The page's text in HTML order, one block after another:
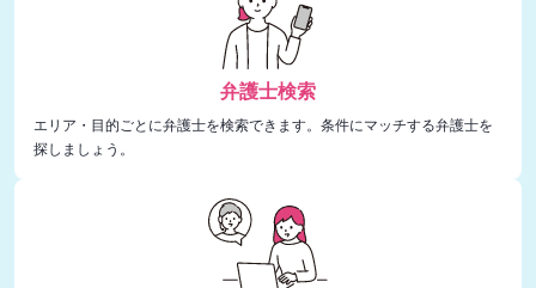
弁護士検索
エリア・目的ごとに弁護士を検索できます。条件にマッチする弁護士を
探しましょう。